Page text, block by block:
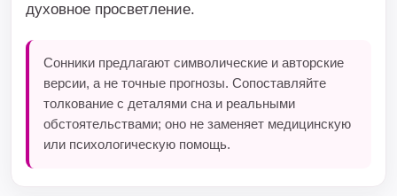
духовное просветление.
Сонники предлагают символические и авторские
версии, а не точные прогнозы. Сопоставляйте
толкование с деталями сна и реальными
обстоятельствами; оно не заменяет медицинскую
или психологическую помощь.